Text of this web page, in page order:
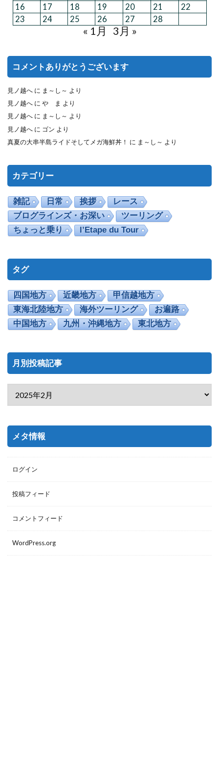
16 17 18 19 20 21
22
23
24 25 26 27 28
« 1月 3月 »
コメントありがとうございます
見ノ越へ に ま～し～ より
見ノ越へ に や ま より
見ノ越へ に ま～し～ より
見ノ越へ に ゴン より
真夏の大串半島ライドそしてメガ海鮮丼！ に ま～し～ より
カテゴリー
雑記 日常 挨拶
レース
ブログラインズ・お深い
ツーリング
ちょっと乗り
l’Etape du Tour
タグ
四国地方 近畿地方
甲信越地方
東海北陸地方
海外ツーリング
お遍路
中国地方
九州・沖縄地方 東北地方
月別投稿記事
メタ情報
ログイン
投稿フィード
コメントフィード
WordPress.org